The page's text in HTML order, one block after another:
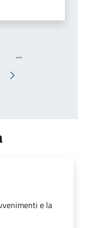
...
Pagina successiva
e la